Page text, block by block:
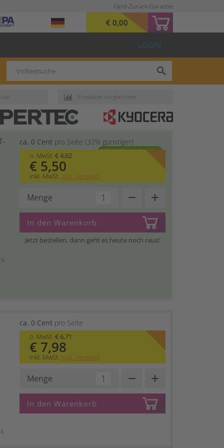
Geld-Zurück-Garantie
€ 0,00
LOGIN
search
Produkte vergleichen
Günstiger als das
Herstellerprodukt
ca. 0 Centpro Seite (32% günstiger)
o. MwSt. € 4,62
€ 5,50
inkl. MwSt. zzgl. Versand
Menge remove add
In den Warenkorb
Jetzt bestellen, dann geht es heute noch raus!
ca. 0 Centpro Seite
o. MwSt. € 6,71
€ 7,98
inkl. MwSt. zzgl. Versand
Menge remove add
In den Warenkorb